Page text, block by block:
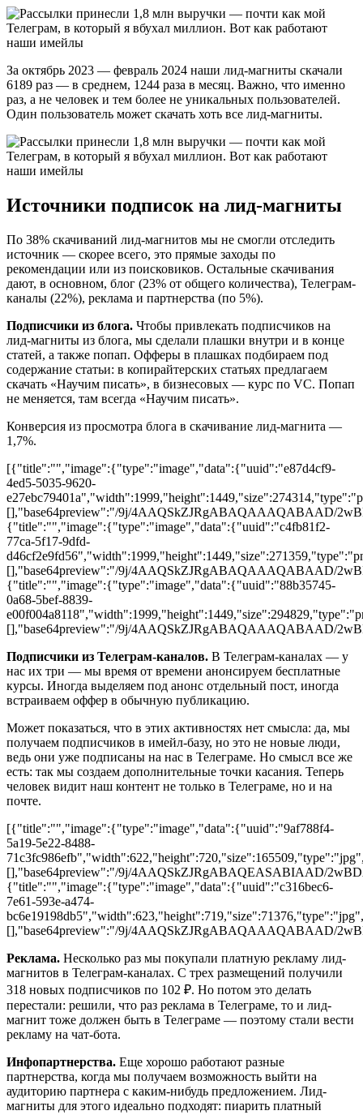
За октябрь 2023 — февраль 2024 наши лид-магниты скачали
6189 раз — в среднем, 1244 раза в месяц. Важно, что именно
раз, а не человек и тем более не уникальных пользователей.
Один пользователь может скачать хоть все лид-магниты.
Источники подписок на лид-магниты
По 38% скачиваний лид-магнитов мы не смогли отследить
источник — скорее всего, это прямые заходы по
рекомендации или из поисковиков. Остальные скачивания
дают, в основном, блог (23% от общего количества), Телеграм-
каналы (22%), реклама и партнерства (по 5%).
Подписчики из блога. Чтобы привлекать подписчиков на
лид-магниты из блога, мы сделали плашки внутри и в конце
статей, а также попап. Офферы в плашках подбираем под
содержание статьи: в копирайтерских статьях предлагаем
скачать «Научим писать», в бизнесовых — курс по VC. Попап
не меняется, там всегда «Научим писать».
Конверсия из просмотра блога в скачивание лид-магнита —
1,7%.
[{"title":"","image":{"type":"image","data":{"uuid":"e87d4cf9-
4ed5-5035-9620-
[],"base64preview":"/9j/4AAQSkZJRgABAQAAAQABAAD/
{"title":"","image":{"type":"image","data":{"uuid":"c4fb81f2-
77ca-5f17-9dfd-
[],"base64preview":"/9j/4AAQSkZJRgABAQAAAQABAAD/
{"title":"","image":{"type":"image","data":{"uuid":"88b35745-
0a68-5bef-8839-
[],"base64preview":"/9j/4AAQSkZJRgABAQAAAQABAAD/
Подписчики из Телеграм-каналов. В Телеграм-каналах — у
нас их три — мы время от времени анонсируем бесплатные
курсы. Иногда выделяем под анонс отдельный пост, иногда
встраиваем оффер в обычную публикацию.
Может показаться, что в этих активностях нет смысла: да, мы
получаем подписчиков в имейл-базу, но это не новые люди,
ведь они уже подписаны на нас в Телеграме. Но смысл все же
есть: так мы создаем дополнительные точки касания. Теперь
человек видит наш контент не только в Телеграме, но и на
почте.
[{"title":"","image":{"type":"image","data":{"uuid":"9af788f4-
5a19-5e22-8488-
[],"base64preview":"/9j/4AAQSkZJRgABAQEASABIAAD/
{"title":"","image":{"type":"image","data":{"uuid":"c316bec6-
7e61-593e-a474-
[],"base64preview":"/9j/4AAQSkZJRgABAQAAAQABAAD/
Реклама. Несколько раз мы покупали платную рекламу лид-
магнитов в Телеграм-каналах. С трех размещений получили
318 новых подписчиков по 102 ₽. Но потом это делать
перестали: решили, что раз реклама в Телеграме, то и лид-
магнит тоже должен быть в Телеграме — поэтому стали вести
рекламу на чат-бота.
Инфопартнерства. Еще хорошо работают разные
партнерства, когда мы получаем возможность выйти на
аудиторию партнера с каким-нибудь предложением. Лид-
магниты для этого идеально подходят: пиарить платный